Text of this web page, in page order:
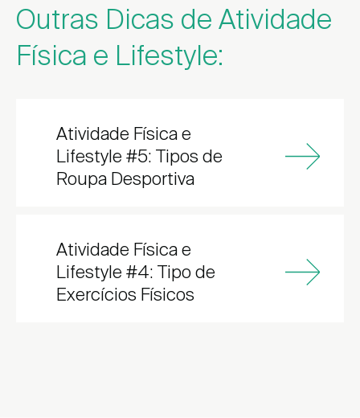
Outras Dicas de Atividade
Física e Lifestyle:
Atividade Física e
Lifestyle #5: Tipos de
Roupa Desportiva
Atividade Física e
Lifestyle #4: Tipo de
Exercícios Físicos